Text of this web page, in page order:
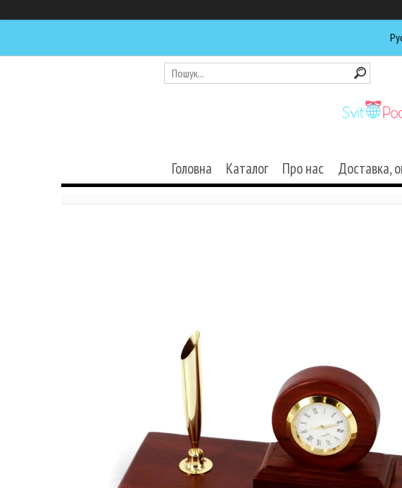
Головна Каталог Про нас Доставка,